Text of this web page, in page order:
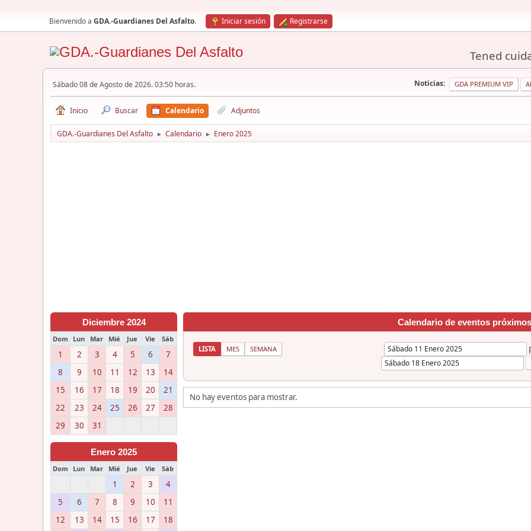
Bienvenido a GDA.-Guardianes Del Asfalto. Iniciar sesión Registrarse
Tened
Sábado 08 de Agosto de 2026. 03:50 horas. Noticias: GDA PREMIUM VIP
Inicio Buscar Calendario Adjuntos
GDA.-Guardianes Del Asfalto ► Calendario ► Enero 2025
Diciembre 2024
Dom Lun Mar Mié Jue Vie Sáb
1 2 3 4 5 6
7
8
9 10 11 12 13
14
15
16 17 18 19 20
21
22
23 24 25 26 27
28
29
30 31
Enero 2025
Dom Lun Mar Mié Jue Vie Sáb
1 2 3
4
5
6 7 8 9 10
11
12
13 14 15 16 17 18
Calendario de eventos próximos
LISTA MES SEMANA
No hay eventos para mostrar.